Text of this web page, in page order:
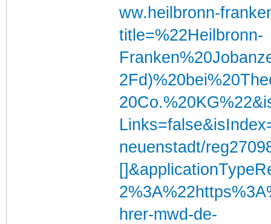
ww.heilbronn-
title=%22Heilbronn-
neuenstadt/
hrer-mwd-de-